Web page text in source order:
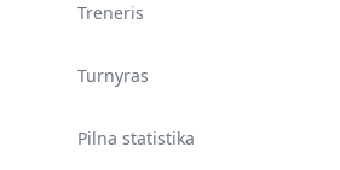
Treneris
Turnyras
Pilna statistika